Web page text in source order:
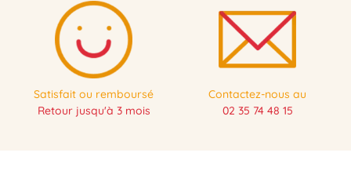
Satisfait ou remboursé
Retour jusqu'à 3 mois
Contactez-nous au
02 35 74 48 15